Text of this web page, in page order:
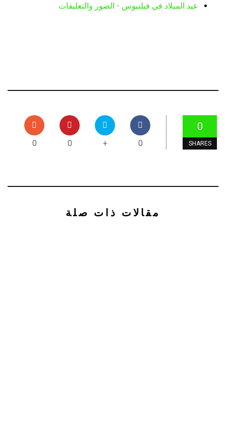
عيد الميلاد في فيلنيوس - الصور والتعليقات
0
SHARES
0
+
0
0
مقالات ذات صلة